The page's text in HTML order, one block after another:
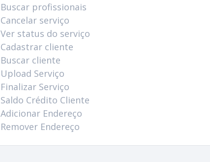
Buscar profissionais
Cancelar serviço
Ver status do serviço
Cadastrar cliente
Buscar cliente
Upload Serviço
Finalizar Serviço
Saldo Crédito Cliente
Adicionar Endereço
Remover Endereço